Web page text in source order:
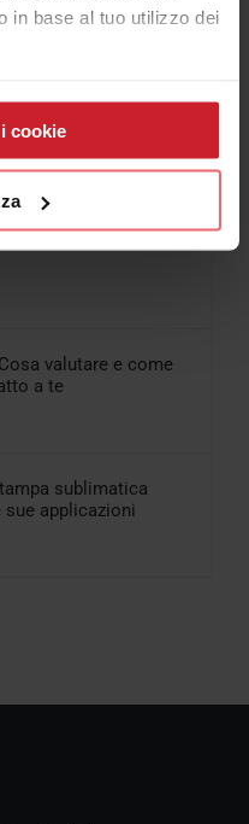
in base al tuo utilizzo dei
cookie
e taglio
valutare e come
a te
sublimatica
applicazioni